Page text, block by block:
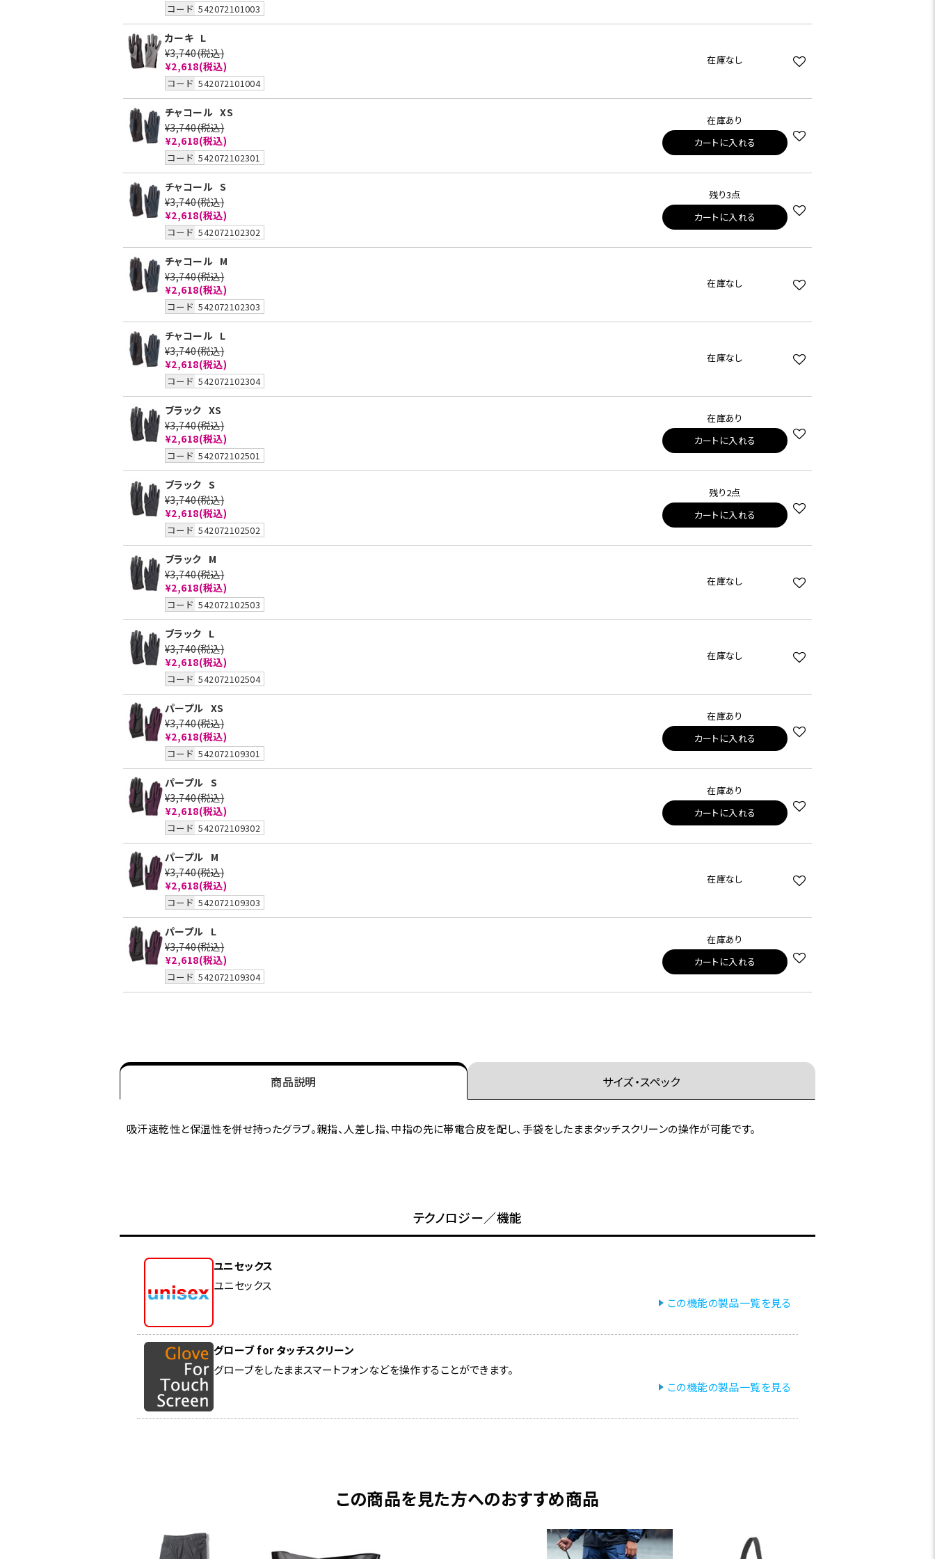
コード 542072101003
カーキ L
¥3,740(税込)
¥2,618(税込)
コード 542072101004
在庫なし
チャコール XS
¥3,740(税込)
¥2,618(税込)
コード 542072102301
在庫あり
カートに入れる
チャコール S
¥3,740(税込)
¥2,618(税込)
コード 542072102302
残り3点
カートに入れる
チャコール M
¥3,740(税込)
¥2,618(税込)
コード 542072102303
在庫なし
チャコール L
¥3,740(税込)
¥2,618(税込)
コード 542072102304
在庫なし
ブラック XS
¥3,740(税込)
¥2,618(税込)
コード 542072102501
在庫あり
カートに入れる
ブラック S
¥3,740(税込)
¥2,618(税込)
コード 542072102502
残り2点
カートに入れる
ブラック M
¥3,740(税込)
¥2,618(税込)
コード 542072102503
在庫なし
ブラック L
¥3,740(税込)
¥2,618(税込)
コード 542072102504
在庫なし
パープル XS
¥3,740(税込)
¥2,618(税込)
コード 542072109301
在庫あり
カートに入れる
パープル S
¥3,740(税込)
¥2,618(税込)
コード 542072109302
在庫あり
カートに入れる
パープル M
¥3,740(税込)
¥2,618(税込)
コード 542072109303
在庫なし
パープル L
¥3,740(税込)
¥2,618(税込)
コード 542072109304
在庫あり
カートに入れる
商品説明 サイズ・スペック
吸汗速乾性と保温性を併せ持ったグラブ。親指、人差し指、中指の先に帯電合皮を配し、手袋をしたままタッチスクリーンの操作が可能です。
テクノロジー／機能
ユニセックス
ユニセックス
この機能の製品一覧を見る
グローブ for タッチスクリーン
グローブをしたままスマートフォンなどを操作することができます。
この機能の製品一覧を見る
この商品を見た方へのおすすめ商品